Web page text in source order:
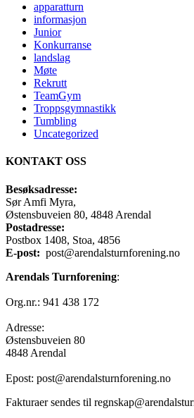
apparatturn
informasjon
Junior
Konkurranse
landslag
Møte
Rekrutt
TeamGym
Troppsgymnastikk
Tumbling
Uncategorized
KONTAKT OSS
Besøksadresse:
Sør Amfi Myra,
Østensbuveien 80, 4848 Arendal
Postadresse:
Postbox 1408, Stoa, 4856
E-post: post@arendalsturnforening.no
Arendals Turnforening:
Org.nr.: 941 438 172
Adresse:
Østensbuveien 80
4848 Arendal
Epost: post@arendalsturnforening.no
Fakturaer sendes til